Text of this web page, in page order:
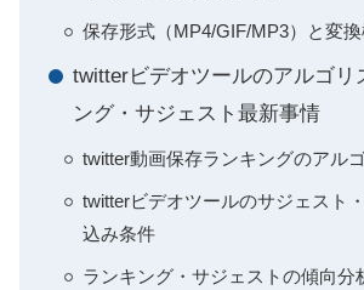
保存形式（MP4/GIF/MP3）と変
twitterビデオツールのアルゴリ
ング・サジェスト最新事情
twitter動画保存ランキングのアル
twitterビデオツールのサジェスト
込み条件
ランキング・サジェストの傾向分